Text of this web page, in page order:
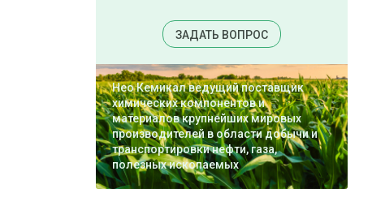
ЗАДАТЬ ВОПРОС
Нео Кемикал ведущий поставщик
химических компонентов и
материалов крупнейших мировых
производителей в области добычи и
транспортировки нефти, газа,
полезных ископаемых